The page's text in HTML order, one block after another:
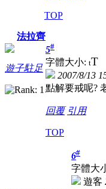
TOP
法拉齊
遊子駐足
5#
字體大小: tT
2007/8/13
點解要戒呢?
回覆 引用
TOP
6#
字體大
遊客